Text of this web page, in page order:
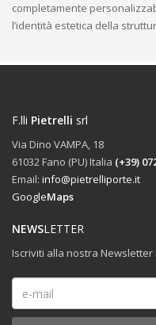
completamente
l’identità estetica della
F.lli Pietrelli srl
Via Dino VAMPA, 18
61032 Fano (PU) Italia (+39)
Email: info@pietrelliporte.it
GoogleMaps
NEWSLETTER
Iscriviti alla nostra Newsletter